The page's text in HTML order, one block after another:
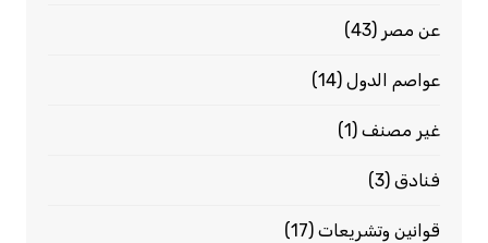
عن مصر (43)
عواصم الدول(14)
غير مصنف(1)
فنادق(3)
قوانين وتشريعات(17)